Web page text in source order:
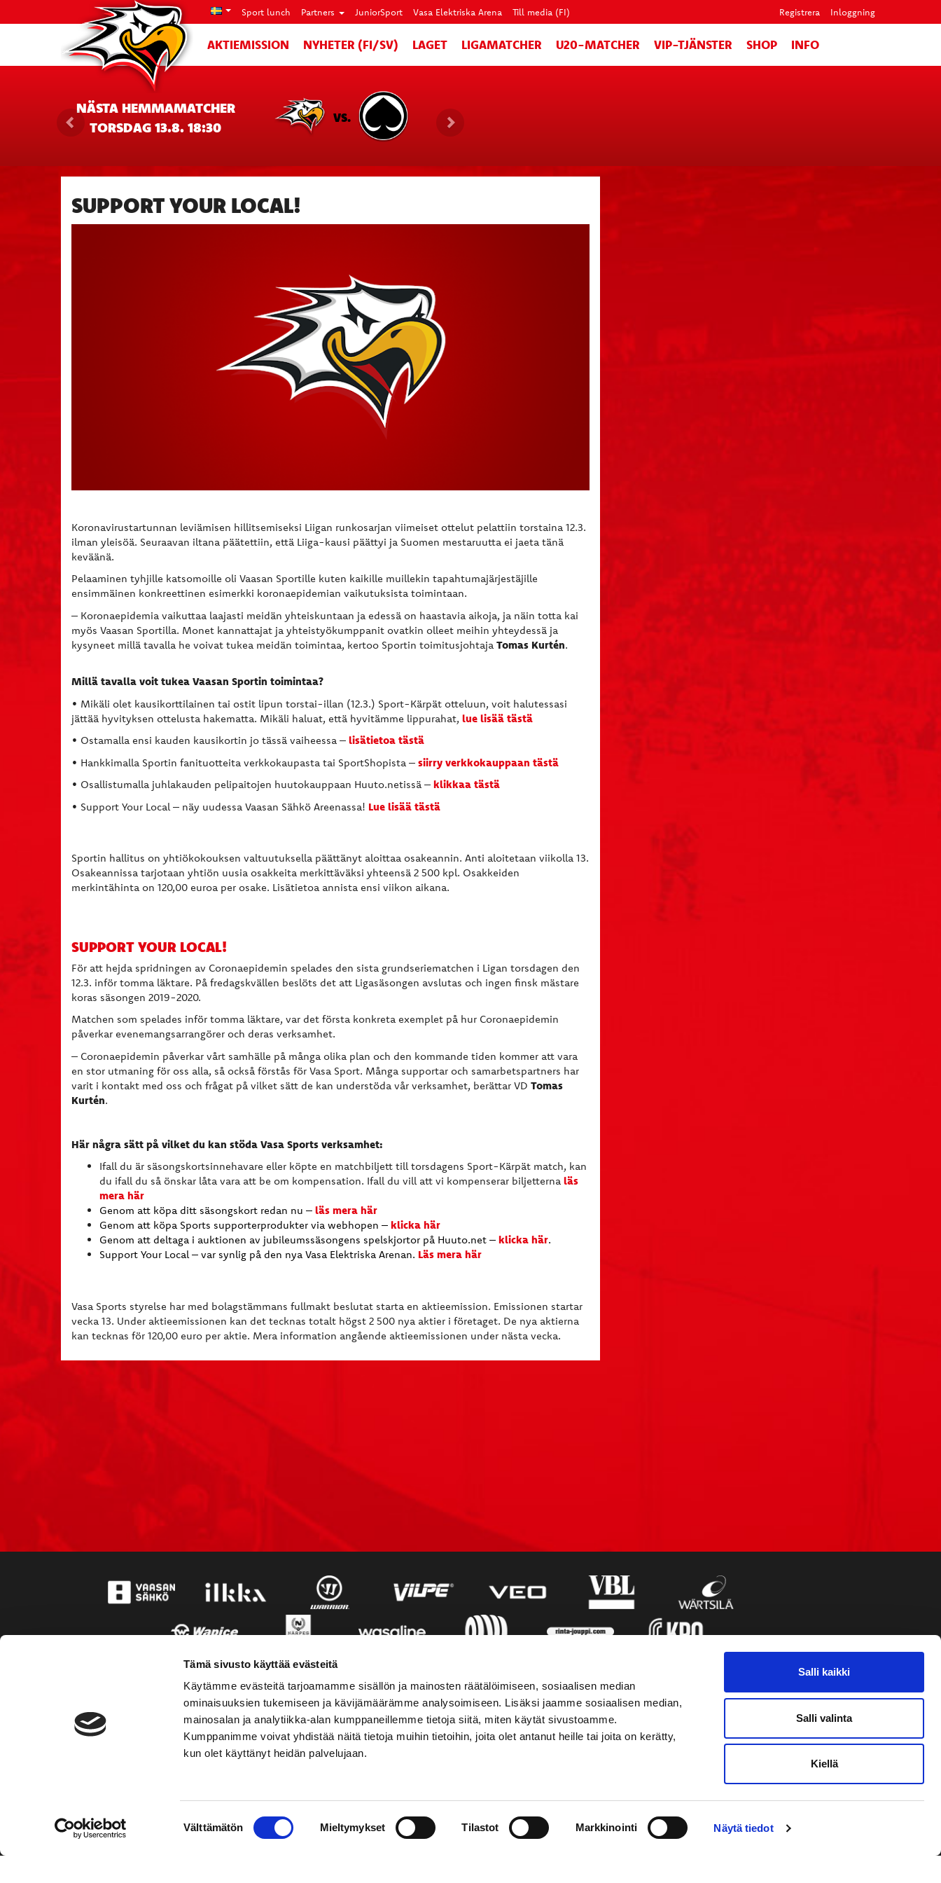
Tämä sivusto käyttää evästeitä
Käytämme evästeitä tarjoamamme sisällön ja mainosten räätälöimiseen, sosiaalisen median
ominaisuuksien tukemiseen ja kävijämäärämme analysoimiseen. Lisäksi jaamme sosiaalisen median,
mainosalan ja analytiikka-alan kumppaneillemme tietoja siitä, miten käytät sivustoamme.
Kumppanimme voivat yhdistää näitä tietoja muihin tietoihin, joita olet antanut heille tai joita on kerätty,
kun olet käyttänyt heidän palvelujaan.
Välttämätön Mieltymykset Tilastot Markkinointi Näytä tiedot
Salli kaikki
Salli valinta
Kiellä
Sport lunch Partners JuniorSport Vasa Elektriska Arena Till media (FI) Registrera Inloggning
AKTIEMISSION NYHETER (FI/SV) LAGET LIGAMATCHER U20-MATCHER VIP-TJÄNSTER SHOP INFO
NÄSTA HEMMAMATCHER
TORSDAG 13.8. 18:30
VS.
SUPPORT YOUR LOCAL!
Koronavirustartunnan leviämisen hillitsemiseksi Liigan runkosarjan viimeiset ottelut pelattiin torstaina 12.3.
ilman yleisöä. Seuraavan iltana päätettiin, että Liiga-kausi päättyi ja Suomen mestaruutta ei jaeta tänä
keväänä.
Pelaaminen tyhjille katsomoille oli Vaasan Sportille kuten kaikille muillekin tapahtumajärjestäjille
ensimmäinen konkreettinen esimerkki koronaepidemian vaikutuksista toimintaan.
– Koronaepidemia vaikuttaa laajasti meidän yhteiskuntaan ja edessä on haastavia aikoja, ja näin totta kai
myös Vaasan Sportilla. Monet kannattajat ja yhteistyökumppanit ovatkin olleet meihin yhteydessä ja
kysyneet millä tavalla he voivat tukea meidän toimintaa, kertoo Sportin toimitusjohtaja Tomas Kurtén.
Millä tavalla voit tukea Vaasan Sportin toimintaa?
• Mikäli olet kausikorttilainen tai ostit lipun torstai-illan (12.3.) Sport-Kärpät otteluun, voit halutessasi
jättää hyvityksen ottelusta hakematta. Mikäli haluat, että hyvitämme lippurahat, lue lisää tästä
• Ostamalla ensi kauden kausikortin jo tässä vaiheessa – lisätietoa tästä
• Hankkimalla Sportin fanituotteita verkkokaupasta tai SportShopista – siirry verkkokauppaan tästä
• Osallistumalla juhlakauden pelipaitojen huutokauppaan Huuto.netissä – klikkaa tästä
• Support Your Local – näy uudessa Vaasan Sähkö Areenassa! Lue lisää tästä
Sportin hallitus on yhtiökokouksen valtuutuksella päättänyt aloittaa osakeannin. Anti aloitetaan viikolla 13.
Osakeannissa tarjotaan yhtiön uusia osakkeita merkittäväksi yhteensä 2 500 kpl. Osakkeiden
merkintähinta on 120,00 euroa per osake. Lisätietoa annista ensi viikon aikana.
SUPPORT YOUR LOCAL!
För att hejda spridningen av Coronaepidemin spelades den sista grundseriematchen i Ligan torsdagen den
12.3. inför tomma läktare. På fredagskvällen beslöts det att Ligasäsongen avslutas och ingen finsk mästare
koras säsongen 2019-2020.
Matchen som spelades inför tomma läktare, var det första konkreta exemplet på hur Coronaepidemin
påverkar evenemangsarrangörer och deras verksamhet.
– Coronaepidemin påverkar vårt samhälle på många olika plan och den kommande tiden kommer att vara
en stor utmaning för oss alla, så också förstås för Vasa Sport. Många supportar och samarbetspartners har
varit i kontakt med oss och frågat på vilket sätt de kan understöda vår verksamhet, berättar VD Tomas
Kurtén.
Här några sätt på vilket du kan stöda Vasa Sports verksamhet:
Ifall du är säsongskortsinnehavare eller köpte en matchbiljett till torsdagens Sport-Kärpät match, kan
du ifall du så önskar låta vara att be om kompensation. Ifall du vill att vi kompenserar biljetterna läs
mera här
Genom att köpa ditt säsongskort redan nu – läs mera här
Genom att köpa Sports supporterprodukter via webhopen – klicka här
Genom att deltaga i auktionen av jubileumssäsongens spelskjortor på Huuto.net – klicka här.
Support Your Local – var synlig på den nya Vasa Elektriska Arenan. Läs mera här
Vasa Sports styrelse har med bolagstämmans fullmakt beslutat starta en aktieemission. Emissionen startar
vecka 13. Under aktieemissionen kan det tecknas totalt högst 2 500 nya aktier i företaget. De nya aktierna
kan tecknas för 120,00 euro per aktie. Mera information angående aktieemissionen under nästa vecka.
Hockey-Team Vaasan Sport Oy
KONTAKTINFORMATION
Puh: 02 01 555 600
sportshop@vaasansport.fi
SOCIALA MEDIER
facebook
VAASAN SPORT
NYHETSBREVET